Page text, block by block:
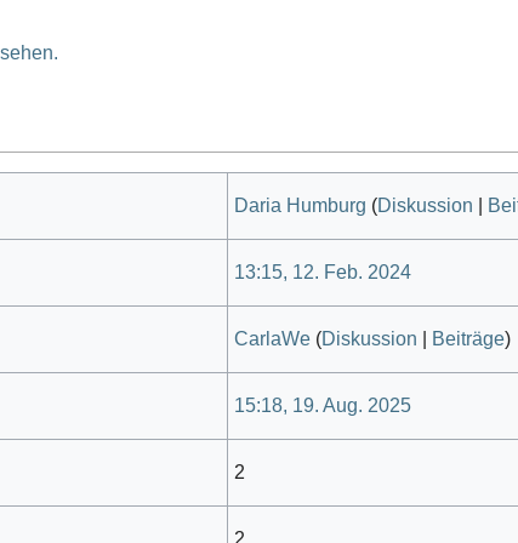
Daria Humburg (Diskussion
13:15, 12. Feb. 2024
CarlaWe (Diskussion Beiträge)
15:18, 19. Aug. 2025
2